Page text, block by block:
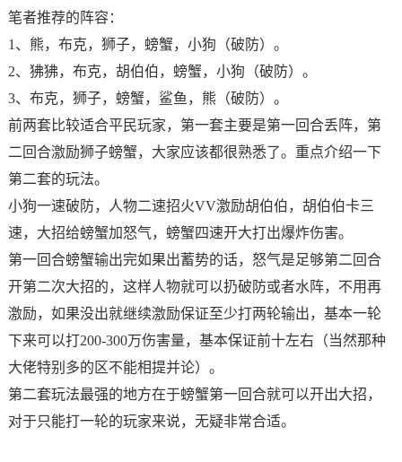
笔者推荐的阵容：
1、熊，布克，狮子，螃蟹，小狗（破防）。
2、狒狒，布克，胡伯伯，螃蟹，小狗（破防）。
3、布克，狮子，螃蟹，鲨鱼，熊（破防）。
前两套比较适合平民玩家，第一套主要是第一回合丢阵，第
二回合激励狮子螃蟹，大家应该都很熟悉了。重点介绍一下
第二套的玩法。
小狗一速破防，人物二速招火VV激励胡伯伯，胡伯伯卡三
速，大招给螃蟹加怒气，螃蟹四速开大打出爆炸伤害。
第一回合螃蟹输出完如果出蓄势的话，怒气是足够第二回合
开第二次大招的，这样人物就可以扔破防或者水阵，不用再
激励，如果没出就继续激励保证至少打两轮输出，基本一轮
下来可以打200-300万伤害量，基本保证前十左右（当然那种
大佬特别多的区不能相提并论）。
第二套玩法最强的地方在于螃蟹第一回合就可以开出大招，
对于只能打一轮的玩家来说，无疑非常合适。